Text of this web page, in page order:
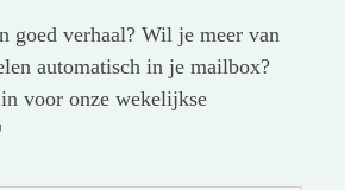
goed verhaal? Wil je meer van
automatisch in je mailbox?
voor onze wekelijkse